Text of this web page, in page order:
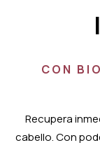
CON
Recupera
cabello. Con